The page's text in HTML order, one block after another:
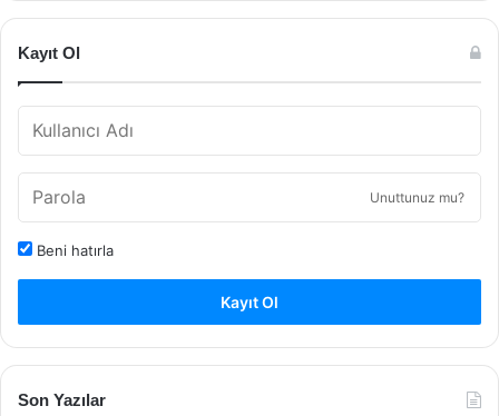
Kayıt Ol
Unuttunuz mu?
Beni hatırla
Kayıt Ol
Son Yazılar